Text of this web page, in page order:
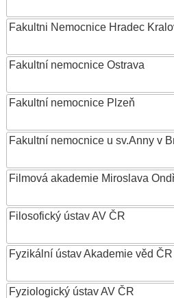
Fakultni Nemocnice Hradec
Fakultní nemocnice Ostrava
Fakultní nemocnice Plzeň
Fakultní nemocnice u sv.Anny v
Filmová akademie Miroslava
Filosofický ústav AV ČR
Fyzikální ústav Akademie věd ČR
Fyziologický ústav AV ČR